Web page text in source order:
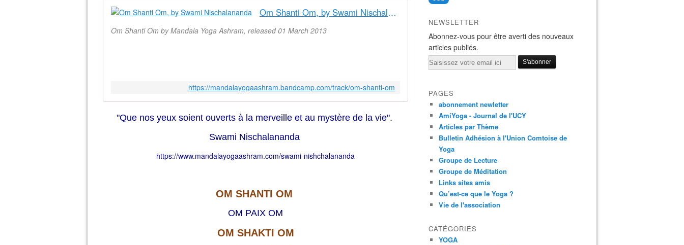
Om Shanti Om, by Swami Nischalananda
Om Shanti Om by Mandala Yoga Ashram, released 01 March 2013
https://mandalayogaashram.bandcamp.com/track/om-shanti-om
"Que nos yeux soient ouverts à la merveille et au mystère de la vie".
Swami Nischalananda
https://www.mandalayogaashram.com/swami-nishchalananda
OM SHANTI OM
OM PAIX OM
OM SHAKTI OM
NEWSLETTER
Abonnez-vous pour être averti des nouveaux
articles publiés.
Email
PAGES
abonnement newletter
AmiYoga - Journal de l'UCY
Articles par Thème
Bulletin Adhésion à l'Union Comtoise de
Yoga
Groupe de Lecture
Groupe de Méditation
Links sites amis
Qu’est-ce que le Yoga ?
Vie de l'association
CATÉGORIES
YOGA